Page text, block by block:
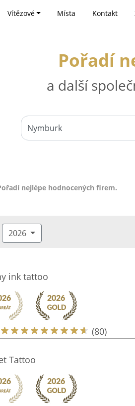
Vítězové Místa Kontakt
Pořadí
a další
nejlépe hodnocených firem.
2026
ink tattoo
(80)
Tattoo